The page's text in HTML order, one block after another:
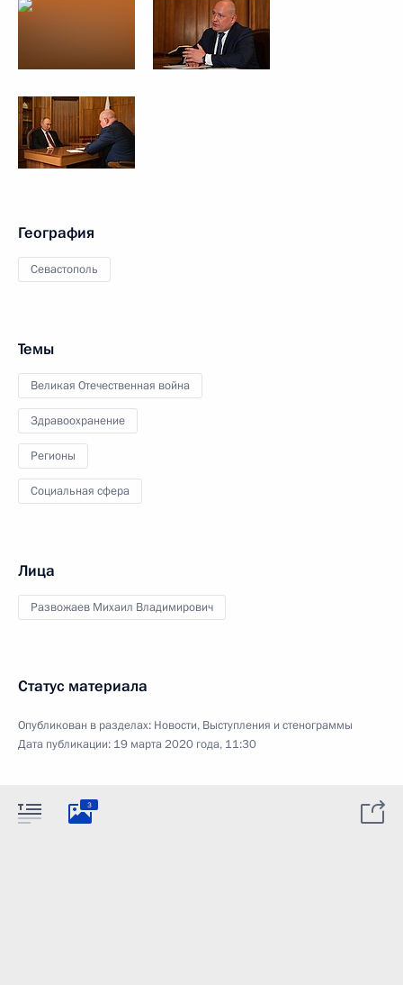
География
Севастополь
Темы
Великая Отечественная война
Здравоохранение
Регионы
Социальная сфера
Лица
Развожаев Михаил Владимирович
Статус материала
Опубликован в разделах: Новости, Выступления и стенограммы
Дата публикации: 19 марта 2020 года, 11:30
3